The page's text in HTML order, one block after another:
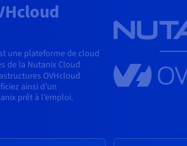
une plateforme de cloud
de la Nutanix Cloud
OVHcloud
ainsi d’un
prêt à l’emploi.